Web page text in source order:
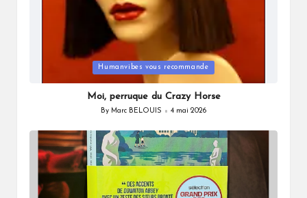
in
Humanvibes vous recommande
Moi, perruque du Crazy Horse
Posted
By Marc BELOUIS 4 mai 2026